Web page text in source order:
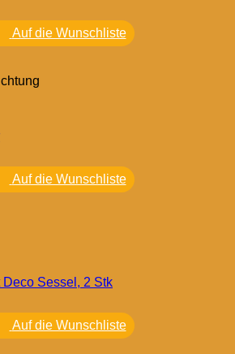
Auf die Wunschliste
Auf die Wunschliste
Auf die Wunschliste